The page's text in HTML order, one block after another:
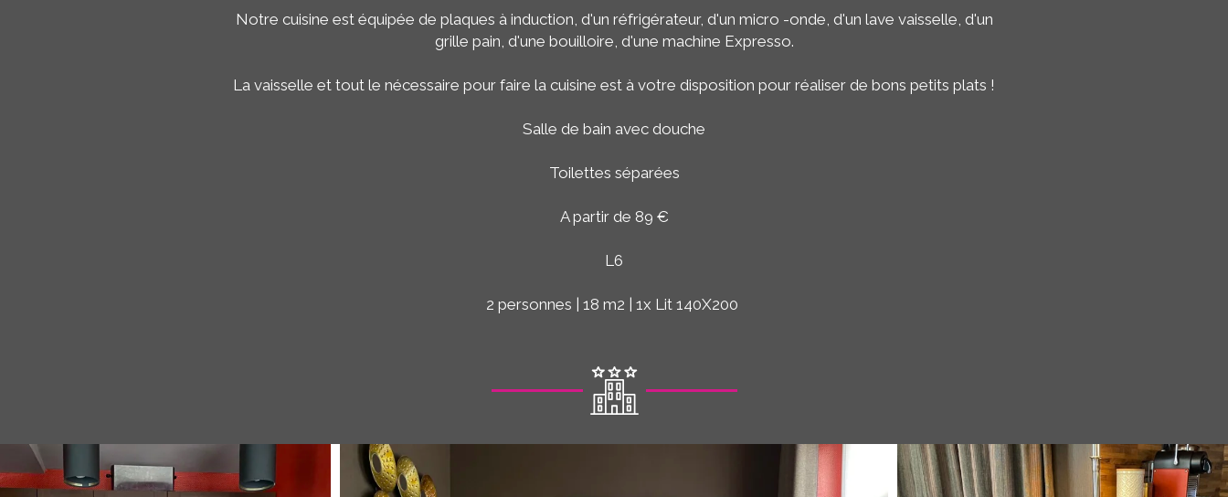
Notre cuisine est équipée de plaques à induction, d'un réfrigérateur, d'un micro -onde, d'un lave vaisselle, d'un
grille pain, d'une bouilloire, d'une machine Expresso.
La vaisselle et tout le nécessaire pour faire la cuisine est à votre disposition pour réaliser de bons petits plats !
Salle de bain avec douche
Toilettes séparées
A partir de 89 €
L6
2 personnes | 18 m2 | 1x Lit 140X200